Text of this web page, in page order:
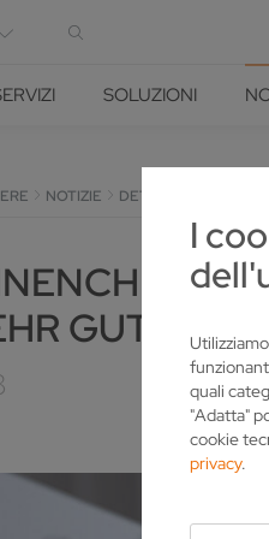
I
quali
"Adatta"
cookie
privacy.
SOLUZIONI
NOTIZIE DETTAGLIO
GUT